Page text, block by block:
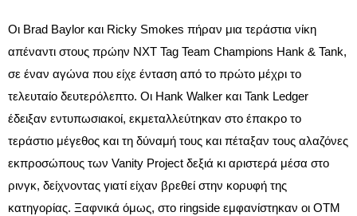
Οι Brad Baylor και Ricky Smokes πήραν μια τεράστια νίκη
απέναντι στους πρώην NXT Tag Team Champions Hank & Tank,
σε έναν αγώνα που είχε ένταση από το πρώτο μέχρι το
τελευταίο δευτερόλεπτο. Οι Hank Walker και Tank Ledger
έδειξαν εντυπωσιακοί, εκμεταλλεύτηκαν στο έπακρο το
τεράστιο μέγεθος και τη δύναμή τους και πέταξαν τους αλαζόνες
εκπροσώπους των Vanity Project δεξιά κι αριστερά μέσα στο
ρινγκ, δείχνοντας γιατί είχαν βρεθεί στην κορυφή της
κατηγορίας. Ξαφνικά όμως, στο ringside εμφανίστηκαν οι OTM